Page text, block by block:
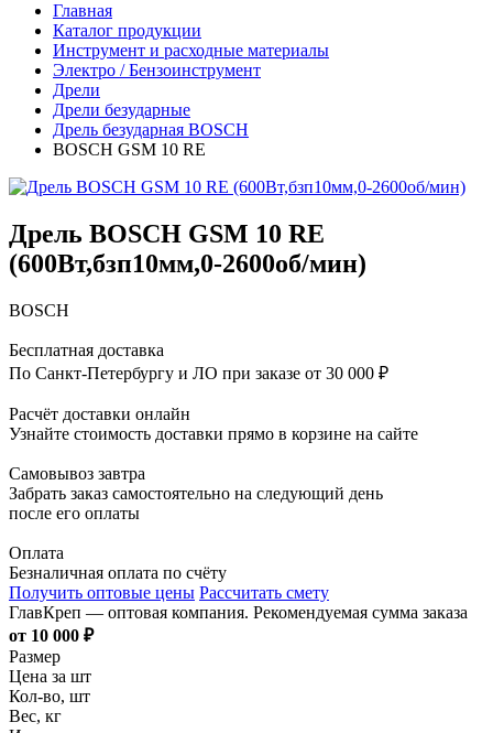
Главная
Каталог продукции
Инструмент и расходные материалы
Электро / Бензоинструмент
Дрели
Дрели безударные
Дрель безударная BOSCH
BOSCH GSM 10 RE
Дрель BOSCH GSM 10 RE
(600Вт,бзп10мм,0-2600об/мин)
BOSCH
Бесплатная доставка
По Санкт-Петербургу и ЛО при заказе от 30 000 ₽
Расчёт доставки онлайн
Узнайте стоимость доставки прямо в корзине на сайте
Самовывоз завтра
Забрать заказ самостоятельно на следующий день
после его оплаты
Оплата
Безналичная оплата по счёту
Получить оптовые цены Рассчитать смету
ГлавКреп — оптовая компания. Рекомендуемая сумма заказа
от 10 000 ₽
Размер
Цена за шт
Кол-во, шт
Вес, кг